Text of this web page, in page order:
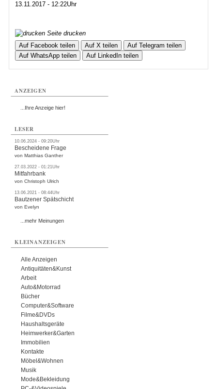
13.11.2017 - 12:22Uhr
Seite drucken
Auf Facebook teilen
Auf X teilen
Auf Telegram teilen
Auf WhatsApp teilen
Auf LinkedIn teilen
ANZEIGEN
...Ihre Anzeige hier!
LESER
10.06.2024 - 09:20Uhr
Bescheidene Frage
von Matthias Ganther
27.03.2022 - 01:21Uhr
Mitfahrbank
von Christoph Ulrich
13.06.2021 - 08:44Uhr
Bautzener Spätschicht
von Evelyn
...mehr Meinungen
KLEINANZEIGEN
Alle Anzeigen
Antiquitäten&Kunst
Arbeit
Auto&Motorrad
Bücher
Computer&Software
Filme&DVDs
Haushaltsgeräte
Heimwerker&Garten
Immobilien
Kontakte
Möbel&Wohnen
Musik
Mode&Bekleidung